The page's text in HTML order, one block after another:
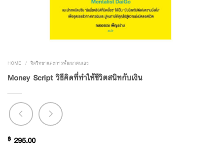
HOME / จิตวิทยาและการพัฒนาตนเอง
Money Script วิธีคิดที่ทำให้ชีวิตสนิทกับเงิน
฿ 295.00